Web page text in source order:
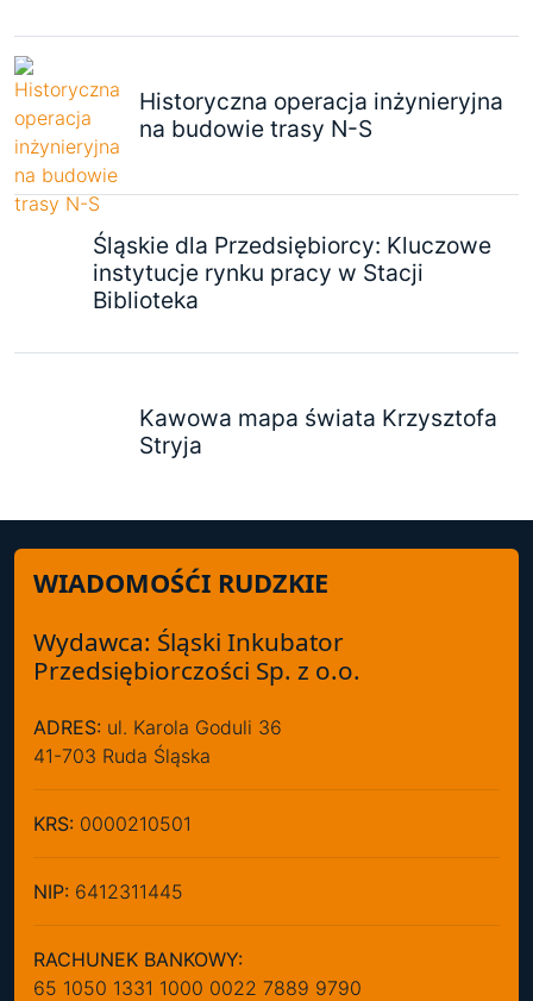
Historyczna operacja inżynieryjna
na budowie trasy N-S
Śląskie dla Przedsiębiorcy: Kluczowe
instytucje rynku pracy w Stacji
Biblioteka
Kawowa mapa świata Krzysztofa
Stryja
WIADOMOŚĆI RUDZKIE
Wydawca: Śląski Inkubator
Przedsiębiorczości Sp. z o.o.
ADRES: ul. Karola Goduli 36
41-703 Ruda Śląska
KRS: 0000210501
NIP: 6412311445
RACHUNEK BANKOWY:
65 1050 1331 1000 0022 7889 9790